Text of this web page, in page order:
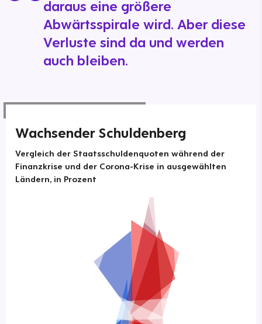
daraus eine größere
Abwärtsspirale wird. Aber diese
Verluste sind da und werden
auch bleiben.
Wachsender Schuldenberg
Vergleich der Staatsschuldenquoten während der
Finanzkrise und der Corona-Krise in ausgewählten
Ländern, in Prozent